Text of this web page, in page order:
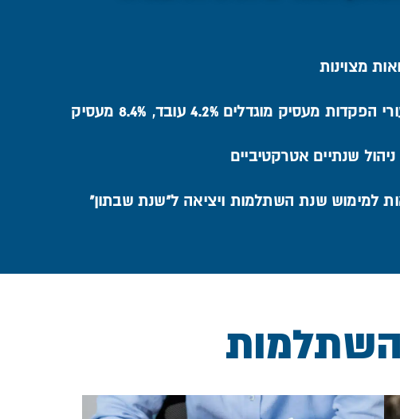
מצוינות
הפקדות מעסיק מוגדלים 4.2% עובד, 8.4% מעסיק
ניהול שנתיים אטרקטיביים
למימוש שנת השתלמות ויציאה ל"שנת שבתון"